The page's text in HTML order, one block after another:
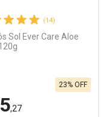
(14)
Sol Ever Care Aloe
,27
23% OFF